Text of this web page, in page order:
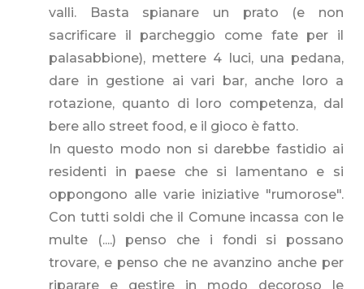
valli. Basta spianare un prato (e non
sacrificare il parcheggio come fate per il
palasabbione), mettere 4 luci, una pedana,
dare in gestione ai vari bar, anche loro a
rotazione, quanto di loro competenza, dal
bere allo street food, e il gioco è fatto.
In questo modo non si darebbe fastidio ai
residenti in paese che si lamentano e si
oppongono alle varie iniziative "rumorose".
Con tutti soldi che il Comune incassa con le
multe (....) penso che i fondi si possano
trovare, e penso che ne avanzino anche per
riparare e gestire in modo decoroso le